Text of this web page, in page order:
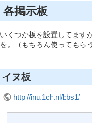
各掲示板
いくつか板を設置してます
を。（もちろん使ってもら
イヌ板
http://inu.1ch.nl/bbs1/